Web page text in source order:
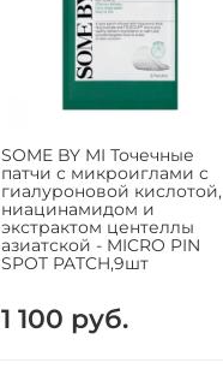
SOME BY MI Точечные
патчи с микроиглами с
гиалуроновой кислотой,
ниацинамидом и
экстрактом центеллы
азиатской - MICRO PIN
SPOT PATCH,9шт
1 100 руб.